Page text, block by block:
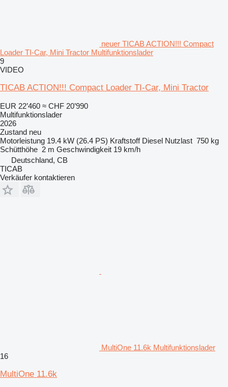
neuer TICAB ACTION!!! Compact
Loader TI-Car, Mini Tractor Multifunktionslader
9
VIDEO
TICAB ACTION!!! Compact Loader TI-Car, Mini Tractor
EUR 22’460 ≈ CHF 20’990
Multifunktionslader
2026
Zustand neu
Motorleistung 19.4 kW (26.4 PS) Kraftstoff Diesel Nutzlast 750 kg
Schütthöhe 2 m Geschwindigkeit 19 km/h
Deutschland, CB
TICAB
Verkäufer kontaktieren
MultiOne 11.6k Multifunktionslader
16
MultiOne 11.6k